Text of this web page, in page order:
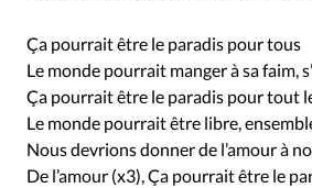
Ça pourrait être le paradis pour tous
Le monde pourrait manger à sa faim,
Ça pourrait être le paradis pour tout
Le monde pourrait être libre,
Nous devrions donner de l’amour à
De l’amour (x3), Ça pourrait être le